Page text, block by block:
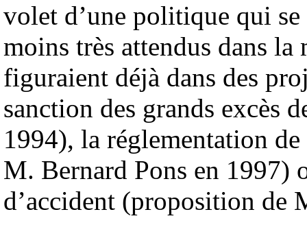
volet d’une politique qui se
moins très attendus dans
figuraient déjà dans des
sanction des grands excès
1994), la réglementation
M. Bernard Pons en 1997)
d’accident (proposition de